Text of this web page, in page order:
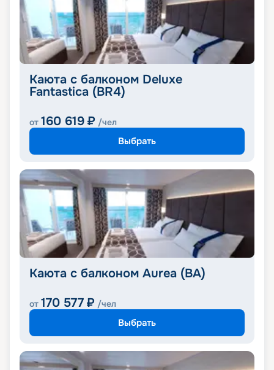
Каюта с балконом Deluxe
Fantastica (BR4)
от 160 619 ₽ /чел
Выбрать
Каюта с балконом Aurea (BA)
от 170 577 ₽ /чел
Выбрать